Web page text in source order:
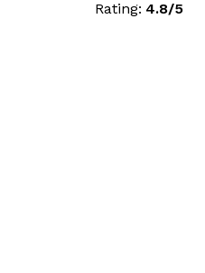
Rating: 4.8/5